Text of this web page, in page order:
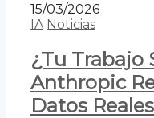
15/03/2026
IA Noticias
¿Tu Trabajo
Anthropic
Datos Reales